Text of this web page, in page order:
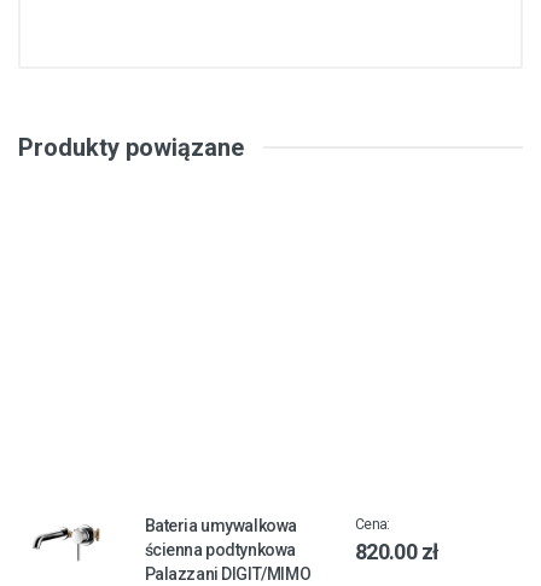
Produkty powiązane
Bateria umywalkowa
ścienna podtynkowa
Palazzani DIGIT/MIMO
Cena:
820.00 zł